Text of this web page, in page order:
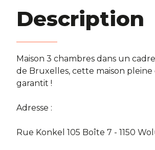
Description
Maison 3 chambres dans un
de Bruxelles, cette maison
garantit !
Adresse :
Rue Konkel 105 Boîte 7 - 1150